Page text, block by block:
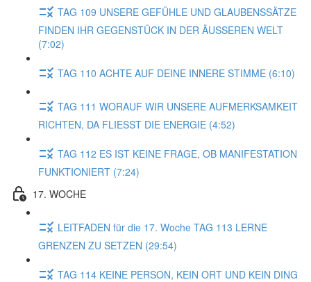
TAG 109 UNSERE GEFÜHLE UND GLAUBENSSÄTZE
FINDEN IHR GEGENSTÜCK IN DER ÄUSSEREN WELT
(7:02)
TAG 110 ACHTE AUF DEINE INNERE STIMME (6:10)
TAG 111 WORAUF WIR UNSERE AUFMERKSAMKEIT
RICHTEN, DA FLIESST DIE ENERGIE (4:52)
TAG 112 ES IST KEINE FRAGE, OB MANIFESTATION
FUNKTIONIERT (7:24)
17. WOCHE
LEITFADEN für die 17. Woche TAG 113 LERNE
GRENZEN ZU SETZEN (29:54)
TAG 114 KEINE PERSON, KEIN ORT UND KEIN DING